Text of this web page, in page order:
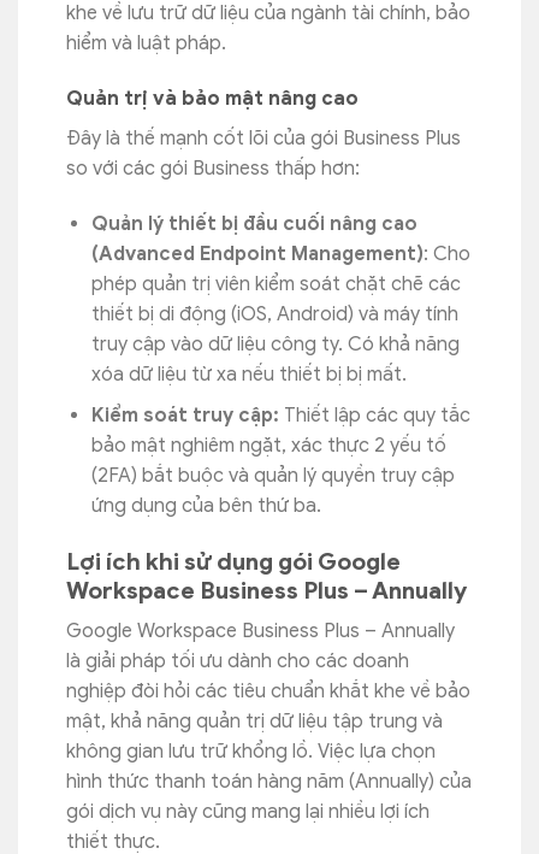
khe về lưu trữ dữ liệu của ngành tài chính, bảo
hiểm và luật pháp.
Quản trị và bảo mật nâng cao
Đây là thế mạnh cốt lõi của gói Business Plus
so với các gói Business thấp hơn:
Quản lý thiết bị đầu cuối nâng cao
(Advanced Endpoint Management): Cho
phép quản trị viên kiểm soát chặt chẽ các
thiết bị di động (iOS, Android) và máy tính
truy cập vào dữ liệu công ty. Có khả năng
xóa dữ liệu từ xa nếu thiết bị bị mất.
Kiểm soát truy cập: Thiết lập các quy tắc
bảo mật nghiêm ngặt, xác thực 2 yếu tố
(2FA) bắt buộc và quản lý quyền truy cập
ứng dụng của bên thứ ba.
Lợi ích khi sử dụng gói Google
Workspace Business Plus – Annually
Google Workspace Business Plus – Annually
là giải pháp tối ưu dành cho các doanh
nghiệp đòi hỏi các tiêu chuẩn khắt khe về bảo
mật, khả năng quản trị dữ liệu tập trung và
không gian lưu trữ khổng lồ. Việc lựa chọn
hình thức thanh toán hàng năm (Annually) của
gói dịch vụ này cũng mang lại nhiều lợi ích
thiết thực.